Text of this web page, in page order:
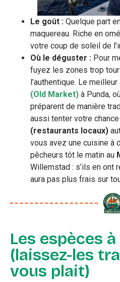
Le goût : Quelque part
maquereau. Riche en
votre coup de soleil de
Où le déguster : Pour
fuyez les zones trop
l’authentique. Le
(Old Market) à Punda,
préparent de manière
aussi tenter votre
(restaurants locaux)
vous avez une cuisine à
pêcheurs tôt le matin au
Willemstad : s’ils en ont
aura pas plus frais sur
Les espèces
(laissez-les
vous plait)